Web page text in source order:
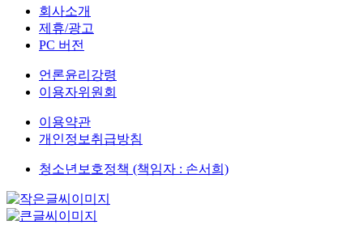
회사소개
제휴/광고
PC 버전
언론윤리강령
이용자위원회
이용약관
개인정보취급방침
청소년보호정책 (책임자 : 손서희)